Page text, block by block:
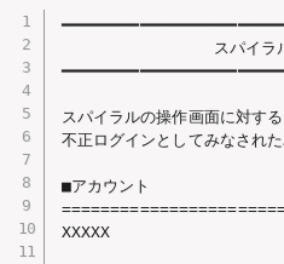
スパイラル 操
スパイラルの操作画面に対す
不正ログインとしてみなされ
■アカウント
XXXXX